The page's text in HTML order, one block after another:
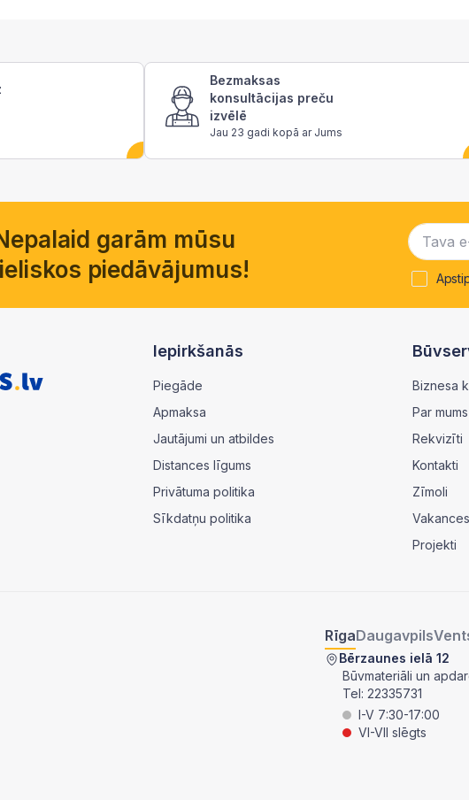
Bezmaksas
konsultācijas preču
izvēlē
Jau 23 gadi kopā ar Jums
garām mūsu
piedāvājumus!
Iepirkšanās
Piegāde
Apmaksa
Jautājumi un atbildes
Distances līgums
Privātuma politika
Sīkdatņu politika
Biznesa
Par mums
Rekvizīti
Kontakti
Zīmoli
Vakances
Projekti
RīgaDaugavpils
Bērzaunes ielā 12
Būvmateriāli un
Tel: 22335731
I-V 7:30-17:00
VI-VII slēgts